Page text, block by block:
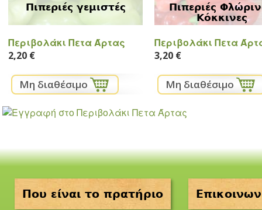
Πιπεριές γεμιστές
Περιβολάκι Πετα Άρτας
2,20 €
Πιπεριές
Κόκκινες
Περιβολάκι Πετα
3,20 €
Που είναι το πρατήριο